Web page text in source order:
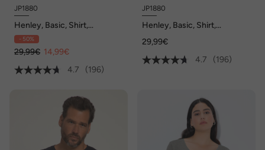
JP1880
Henley, Basic, Shirt,
Langarm, Knopfleiste, bis 8XL
- 50%
29,99€ 14,99€
4.7
(196)
JP1880
Henley, Basic, Shirt,
29,99€
4.7
(196)